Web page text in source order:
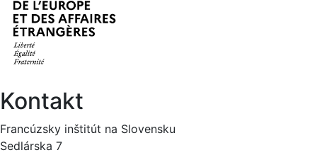
Kontakt
Francúzsky inštitút na Slovensku
Sedlárska 7